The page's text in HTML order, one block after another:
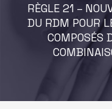
RÈGLE 21 –
DU RDM POUR
COMPOSÉS